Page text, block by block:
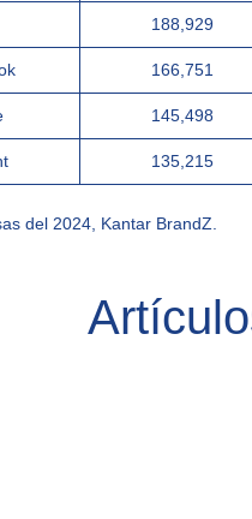
188,929
166,751
145,498
135,215
del 2024, Kantar BrandZ.